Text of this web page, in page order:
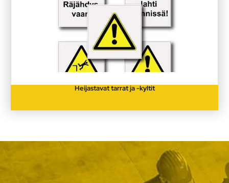
Heijastavat tarrat ja -kyltit